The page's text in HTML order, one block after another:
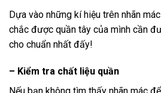
Dựa vào những kí hiệu trên nhãn
chắc được quần tây của mình cần
cho chuẩn nhất đấy!
– Kiểm tra chất liệu quần